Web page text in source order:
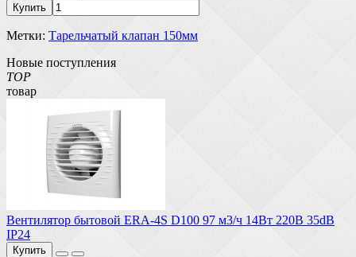
Купить
Метки: Тарельчатый клапан 150мм
Новые поступления
TOP
товар
Вентилятор бытовой ERA-4S D100 97 м3/ч 14Вт 220В 35dB
IP24
Купить